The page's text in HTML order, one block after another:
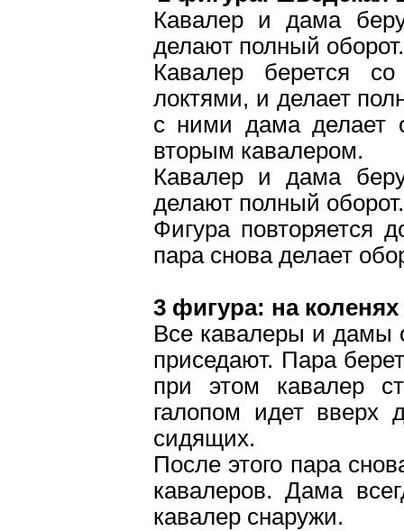
Кавалер и дама
делают полный оборот.
Кавалер берется
локтями, и делает
с ними дама делает
вторым кавалером.
Кавалер и дама
делают полный оборот.
Фигура повторяется
пара снова делает
3 фигура: на
Все кавалеры и дамы
приседают. Пара
при этом кавалер
галопом идет вверх
сидящих.
После этого пара
кавалеров. Дама
кавалер снаружи.